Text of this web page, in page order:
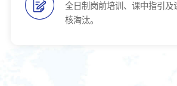
全日制岗前培训、课中指引及
核淘汰。